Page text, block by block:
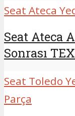
Seat Ateca
Seat Ateca
Sonrası
Seat Toledo
Parça